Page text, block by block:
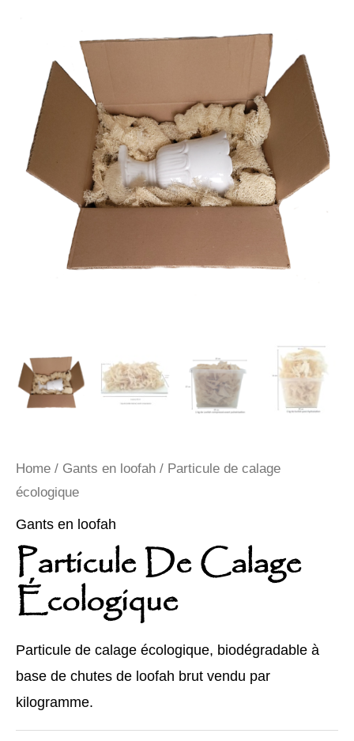
Home / Gants en loofah / Particule de calage
écologique
Gants en loofah
Particule De Calage
Écologique
Particule de calage écologique, biodégradable à
base de chutes de loofah brut vendu par
kilogramme.